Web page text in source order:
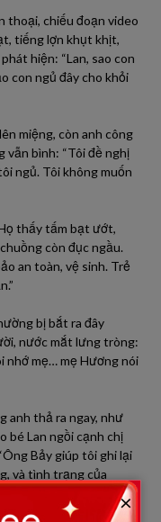
thoại, chiếu đoạn video
tiếng lợn khụt khịt,
hiện: “Lan, sao con
con ngủ đây cho khỏi
miệng, còn anh công
vẫn bình: “Tôi đề nghị
ngủ. Tôi không muốn
thấy tấm bạt ướt,
còn đục ngầu.
an toàn, vệ sinh. Trẻ
bị bắt ra đây
nước mắt lưng tròng:
nhớ mẹ… mẹ Hương nói
anh thả ra ngay, như
bé Lan ngồi cạnh chị
Bảy giúp tôi ghi lại
và tình trạng của
×